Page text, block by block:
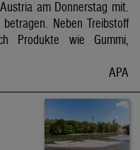
am Donnerstag mit.
Neben Treibstoff
Produkte wie Gummi,
APA